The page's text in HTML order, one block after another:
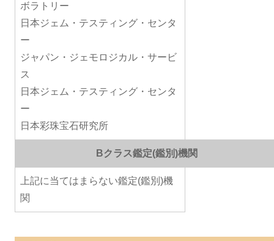
ボラトリー
日本ジェム・テスティング・センタ
ー
ジャパン・ジェモロジカル・サービ
ス
日本ジェム・テスティング・センタ
ー
日本彩珠宝石研究所
Bクラス鑑定(鑑別)機関
上記に当てはまらない鑑定(鑑別)機
関